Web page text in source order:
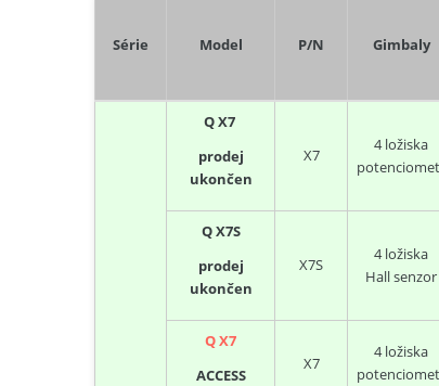
Série Model P/N Gimbaly
Q X7
prodej
ukončen
X7
4 ložiska
Q X7S
prodej
ukončen
X7S
4 ložiska
Hall senzor
Q X7
ACCESS
X7
4 ložiska